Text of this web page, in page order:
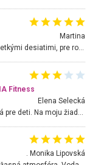
Martina
Nádherné miesto ktoré odporúčam navštíviť všetkými desiatimi, pre rodiny s deťmi, dôchodcom... Proste a jednoducho ozaj rozprávkový les.. určite ešte prídeme. Odniesli sme si na pamiatku krásne tričká,
Fitness
Elena Selecká
. Monika Lipovská